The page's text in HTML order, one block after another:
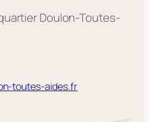
Doulon-Toutes-
toutes-aides.fr